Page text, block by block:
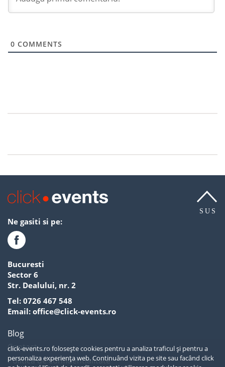
click-events.ro folosește cookies pentru a analiza traficul și pentru a
personaliza experiența web. Continuând vizita pe site sau facând click
0 COMMENTS
SUS
Ne gasiti si pe:
Bucuresti
Sector 6
Str. Dealului, nr. 2
Tel: 0726 467 548
Email: office@click-events.ro
Blog
Contact
Politica de confidentialitate